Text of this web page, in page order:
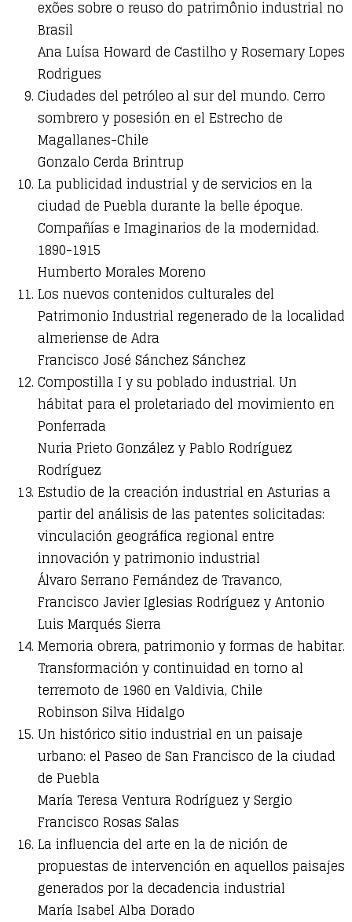
exões sobre o reuso do patrimônio industrial no
Brasil
Ana Luísa Howard de Castilho y Rosemary Lopes
Rodrigues
Ciudades del petróleo al sur del mundo. Cerro
sombrero y posesión en el Estrecho de
Magallanes-Chile
Gonzalo Cerda Brintrup
La publicidad industrial y de servicios en la
ciudad de Puebla durante la belle époque.
Compañías e Imaginarios de la modernidad.
1890-1915
Humberto Morales Moreno
Los nuevos contenidos culturales del
Patrimonio Industrial regenerado de la localidad
almeriense de Adra
Francisco José Sánchez Sánchez
Compostilla I y su poblado industrial. Un
hábitat para el proletariado del movimiento en
Ponferrada
Nuria Prieto González y Pablo Rodríguez
Rodríguez
Estudio de la creación industrial en Asturias a
partir del análisis de las patentes solicitadas:
vinculación geográfica regional entre
innovación y patrimonio industrial
Álvaro Serrano Fernández de Travanco,
Francisco Javier Iglesias Rodríguez y Antonio
Luis Marqués Sierra
Memoria obrera, patrimonio y formas de habitar.
Transformación y continuidad en torno al
terremoto de 1960 en Valdivia, Chile
Robinson Silva Hidalgo
Un histórico sitio industrial en un paisaje
urbano: el Paseo de San Francisco de la ciudad
de Puebla
María Teresa Ventura Rodríguez y Sergio
Francisco Rosas Salas
La influencia del arte en la de nición de
propuestas de intervención en aquellos paisajes
generados por la decadencia industrial
María Isabel Alba Dorado